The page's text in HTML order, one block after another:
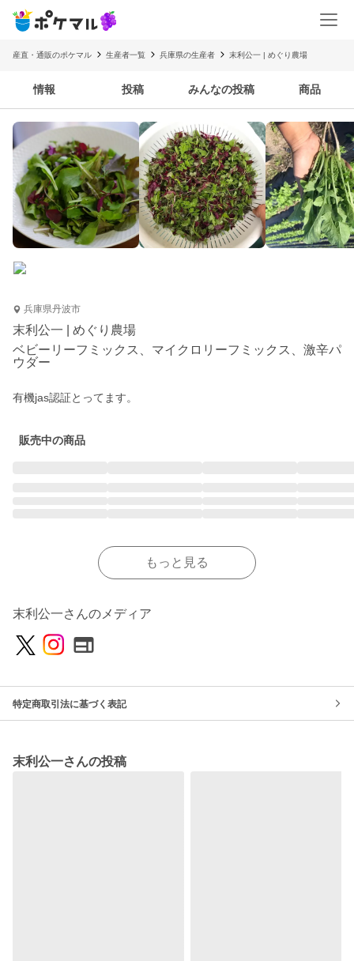
産直・通販のポケマル 生産者一覧 兵庫県の生産者 末利公一 | めぐり農場
情報 投稿 みんなの投稿 商品
兵庫県丹波市
末利公一 | めぐり農場
ベビーリーフミックス、マイクロリーフミックス、激辛パ
ウダー
有機jas認証とってます。
販売中の商品
もっと見る
末利公一さんのメディア
特定商取引法に基づく表記
末利公一さんの投稿